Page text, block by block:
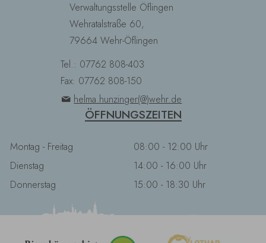
Verwaltungsstelle Öflingen
Wehratalstraße 60,
79664 Wehr-Öflingen
Tel.: 07762 808-403
Fax: 07762 808-150
helma.hunzinger(@)wehr.de
ÖFFNUNGSZEITEN
Montag - Freitag
Dienstag
Donnerstag
08:00 - 12:00 Uhr
14:00 - 16:00 Uhr
15:00 - 18:30 Uhr